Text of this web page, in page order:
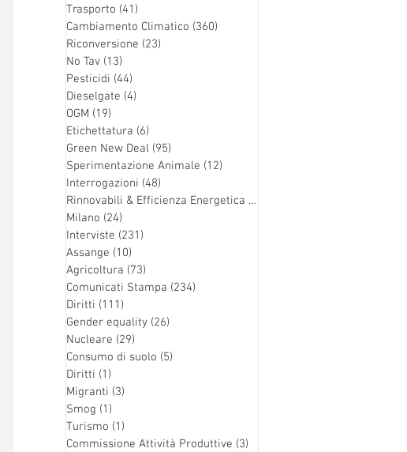
Trasporto (41)
Cambiamento Climatico (360)
Riconversione (23)
No Tav (13)
Pesticidi (44)
Dieselgate (4)
OGM (19)
Etichettatura (6)
Green New Deal (95)
Sperimentazione Animale (12)
Interrogazioni (48)
Rinnovabili & Efficienza Energetica (126)
Milano (24)
Interviste (231)
Assange (10)
Agricoltura (73)
Comunicati Stampa (234)
Diritti (111)
Gender equality (26)
Nucleare (29)
Consumo di suolo (5)
Diritti (1)
Migranti (3)
Smog (1)
Turismo (1)
Commissione Attività Produttive (3)